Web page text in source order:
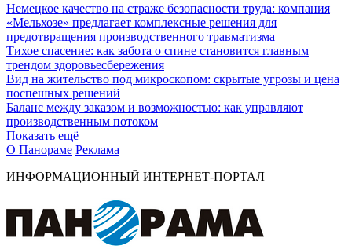
Немецкое качество на страже безопасности труда: компания
«Мельхозе» предлагает комплексные решения для
предотвращения производственного травматизма
Тихое спасение: как забота о спине становится главным
трендом здоровьесбережения
Вид на жительство под микроскопом: скрытые угрозы и цена
поспешных решений
Баланс между заказом и возможностью: как управляют
производственным потоком
Показать ещё
О Панораме Реклама
ИНФОРМАЦИОННЫЙ ИНТЕРНЕТ-ПОРТАЛ